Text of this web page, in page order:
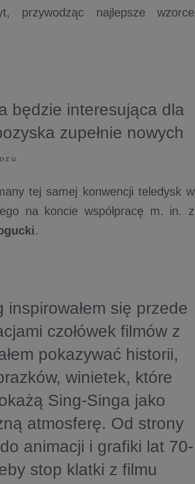
przywodząc najlepsze wzorce
będzie interesująca dla
zupełnie nowych
tej samej konwencji teledysk w
na koncie współpracę m. in. z
.
się przede
czołówek filmów z
pokazywać historii,
winietek, które
Sing-Singa jako
atmosferę. Od strony
animacji i grafiki lat 70-
stop klatki z filmu